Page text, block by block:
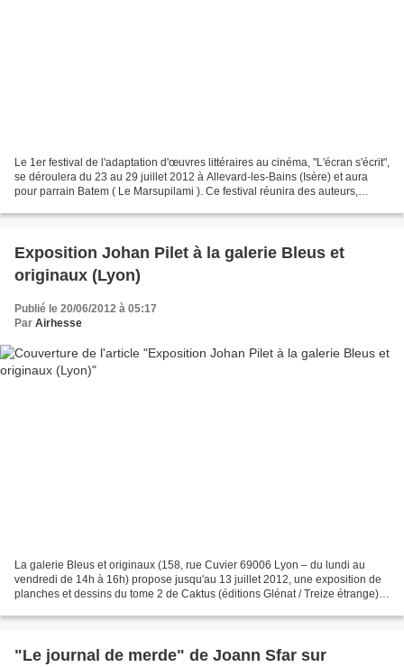
Le 1er festival de l'adaptation d'œuvres littéraires au cinéma, "L'écran s'écrit",
se déroulera du 23 au 29 juillet 2012 à Allevard-les-Bains (Isère) et aura
pour parrain Batem ( Le Marsupilami ). Ce festival réunira des auteurs,
Exposition Johan Pilet à la galerie Bleus et
originaux (Lyon)
Publié le 20/06/2012 à 05:17
Par Airhesse
La galerie Bleus et originaux (158, rue Cuvier 69006 Lyon – du lundi au
vendredi de 14h à 16h) propose jusqu'au 13 juillet 2012, une exposition de
planches et dessins du tome 2 de Caktus (éditions Glénat / Treize étrange)
"Le journal de merde" de Joann Sfar sur